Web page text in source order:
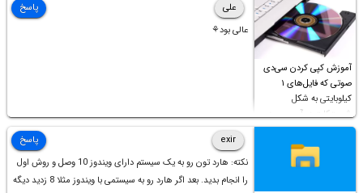
آموزش کپی کردن سی‌دی
صوتی که فایل‌های ۱
کیلوبایتی به شکل
شورت‌کات در آن موجود
است!
علی
عالی بود⚘
پاسخ
exir
نکته: هارد تون رو به یک سیستم دارای ویندوز 10 وصل و روش اول
را انجام بدید. بعد اگر هارد رو به سیستمی با ویندوز مثلا 8 زدید دیگه
پاسخ